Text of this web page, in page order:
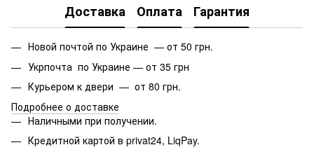
Доставка Оплата Гарантия
Новой почтой по Украине — от 50 грн.
Укрпочта по Украине — от 35 грн
Курьером к двери — от 80 грн.
Подробнее о доставке
Наличными при получении.
Кредитной картой в privat24, LiqPay.